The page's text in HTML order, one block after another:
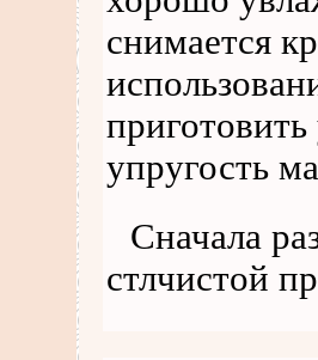
снимается
упругость
Сначала
стлчистой